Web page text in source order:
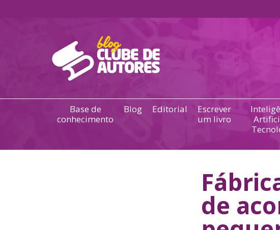
Base de
conhecimento
Blog Editorial
Escrever
um livro
de